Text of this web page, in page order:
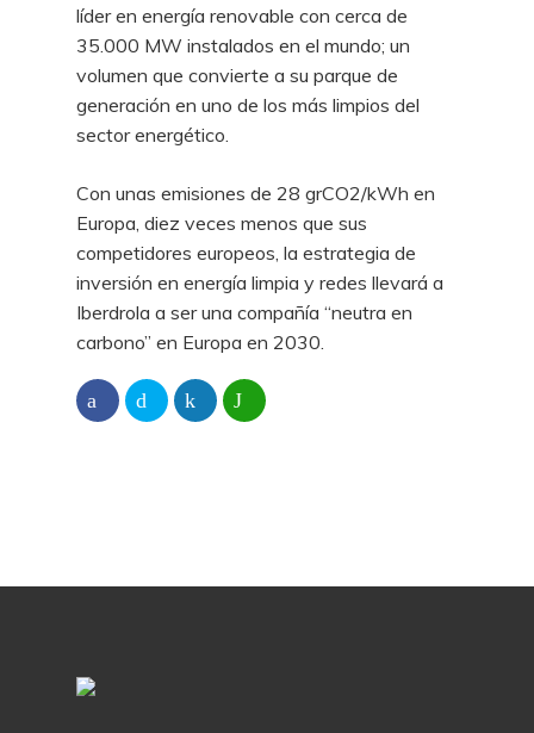
líder en energía renovable con cerca de
35.000 MW instalados en el mundo; un
volumen que convierte a su parque de
generación en uno de los más limpios del
sector energético.
Con unas emisiones de 28 grCO2/kWh en
Europa, diez veces menos que sus
competidores europeos, la estrategia de
inversión en energía limpia y redes llevará a
Iberdrola a ser una compañía “neutra en
carbono” en Europa en 2030.